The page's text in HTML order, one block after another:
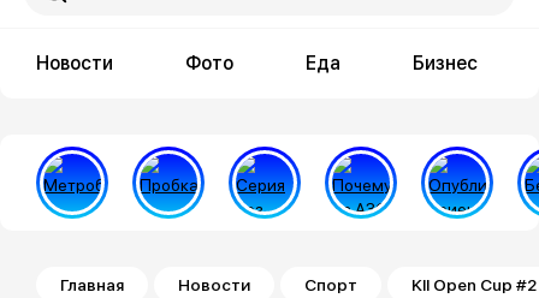
Новости Фото Еда Бизнес
Строка навигации
Главная Новости Спорт KII Open Cup #2